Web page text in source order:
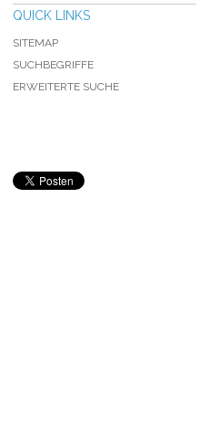
QUICK LINKS
SITEMAP
SUCHBEGRIFFE
ERWEITERTE SUCHE